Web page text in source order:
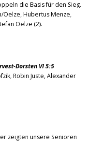
die Basis für den Sieg.
Oelze, Hubertus Menze,
Oelze (2).
Dorsten VI 5:5
Robin Juste, Alexander
zeigten unsere Senioren